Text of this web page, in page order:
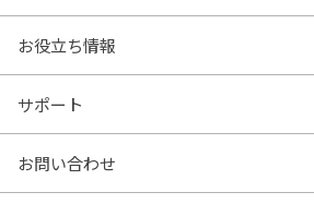
沿線・駅から探す
特集から探す
売りたいTOP
AI査定
売却サービス
お役立ち情報
お役立ち情報TOP
- マンションの基礎知識
サポート
よくあるご質問
お問い合わせ